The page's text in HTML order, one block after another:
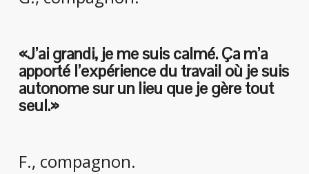
«J’ai grandi, je me suis calmé. Ça m’a
apporté l’expérience du travail où je suis
autonome sur un lieu que je gère tout
seul.»
F., compagnon.